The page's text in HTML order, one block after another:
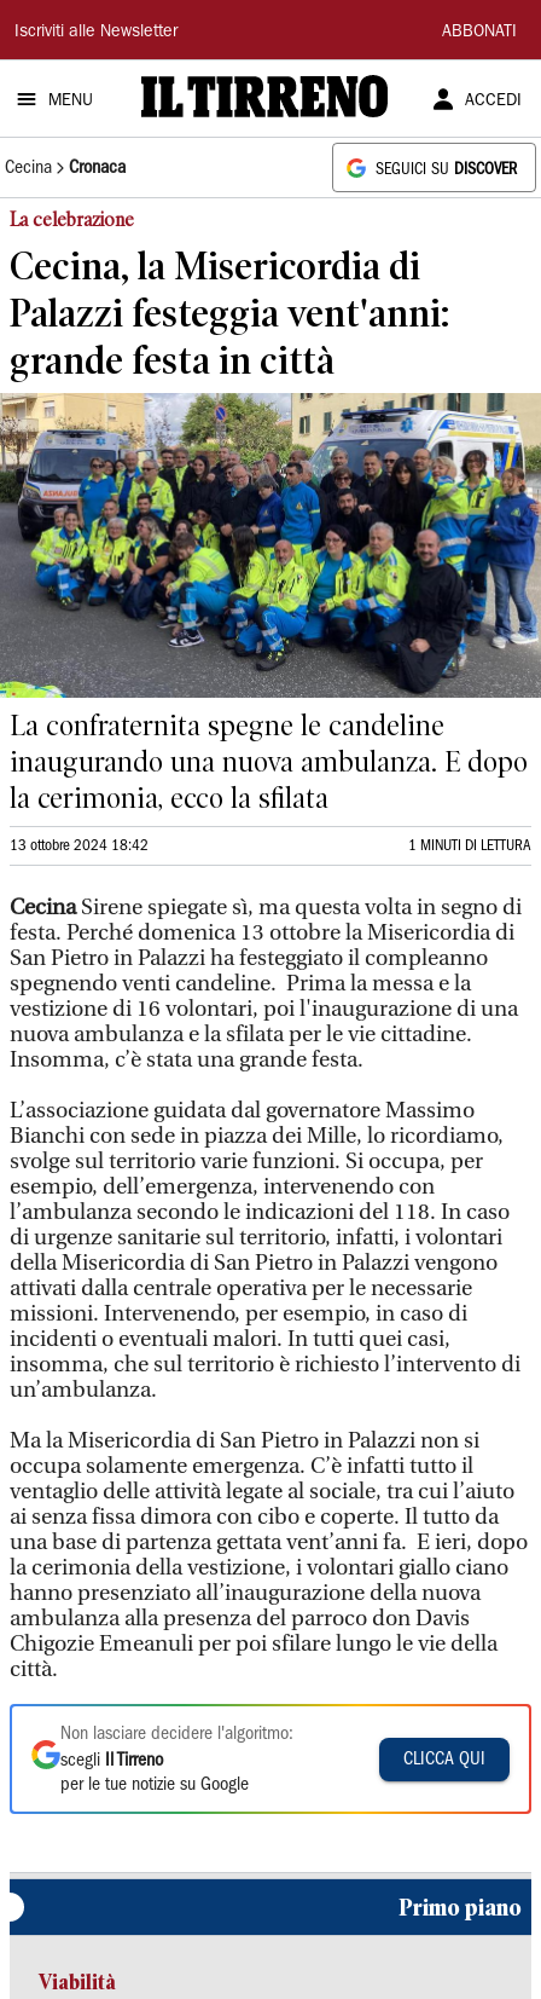
Il
Tirreno
Iscriviti alle Newsletter ABBONATI
MENU ACCEDI
Cecina Cronaca SEGUICI SU DISCOVER
La celebrazione
Cecina, la Misericordia di
Palazzi festeggia vent'anni:
grande festa in città
La confraternita spegne le candeline
inaugurando una nuova ambulanza. E dopo
la cerimonia, ecco la sfilata
13 ottobre 2024 18:42 1 MINUTI DI LETTURA
CecinaSirene spiegate sì, ma questa volta in segno di
festa. Perché domenica 13 ottobre la Misericordia di
San Pietro in Palazzi ha festeggiato il compleanno
spegnendo venti candeline. Prima la messa e la
vestizione di 16 volontari, poi l'inaugurazione di una
nuova ambulanza e la sfilata per le vie cittadine.
Insomma, c’è stata una grande festa.
L’associazione guidata dal governatore Massimo
Bianchi con sede in piazza dei Mille, lo ricordiamo,
svolge sul territorio varie funzioni. Si occupa, per
esempio, dell’emergenza, intervenendo con
l’ambulanza secondo le indicazioni del 118. In caso
di urgenze sanitarie sul territorio, infatti, i volontari
della Misericordia di San Pietro in Palazzi vengono
attivati dalla centrale operativa per le necessarie
missioni. Intervenendo, per esempio, in caso di
incidenti o eventuali malori. In tutti quei casi,
insomma, che sul territorio è richiesto l’intervento di
un’ambulanza.
Ma la Misericordia di San Pietro in Palazzi non si
occupa solamente emergenza. C’è infatti tutto il
ventaglio delle attività legate al sociale, tra cui l’aiuto
ai senza fissa dimora con cibo e coperte. Il tutto da
una base di partenza gettata vent’anni fa. E ieri, dopo
la cerimonia della vestizione, i volontari giallo ciano
hanno presenziato all’inaugurazione della nuova
ambulanza alla presenza del parroco don Davis
Chigozie Emeanuli per poi sfilare lungo le vie della
città.
Non lasciare decidere l'algoritmo:
scegli
Il Tirreno
per le tue notizie su Google
CLICCA QUI
Primo piano
Viabilità